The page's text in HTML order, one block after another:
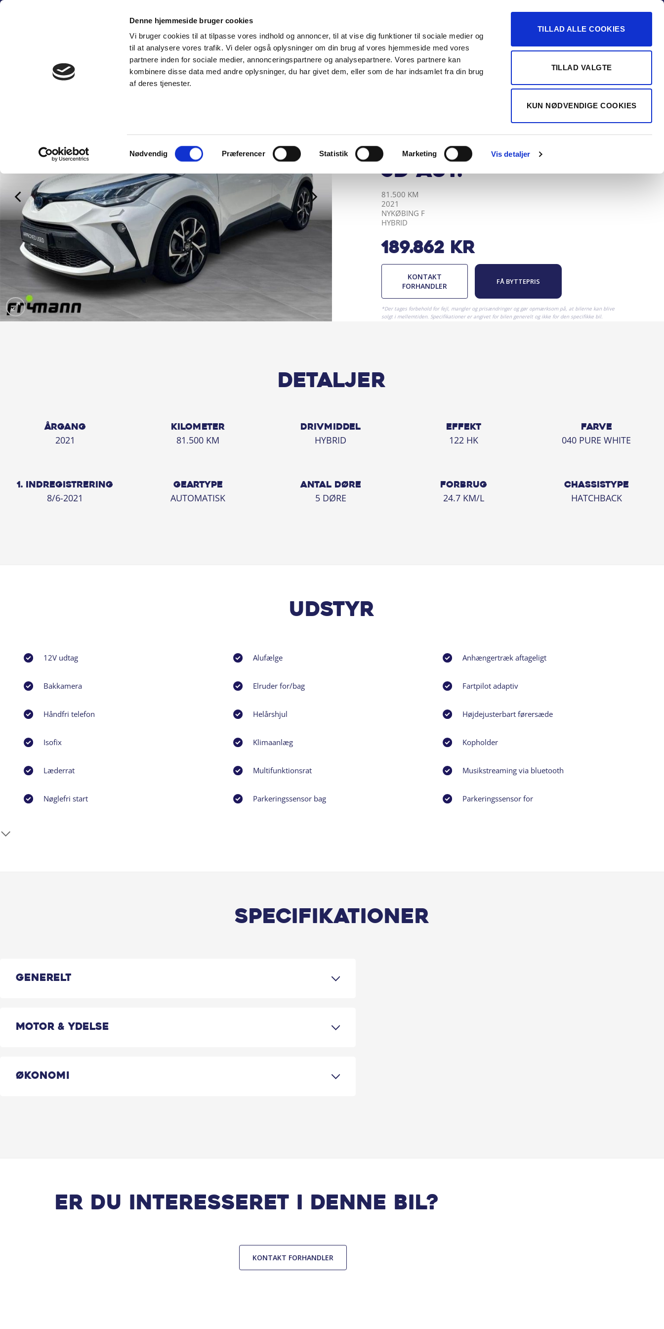
Denne hjemmeside bruger cookies
Vi bruger cookies til at tilpasse vores indhold og annoncer, til at vise dig funktioner til sociale medier og
til at analysere vores trafik. Vi deler også oplysninger om din brug af vores hjemmeside med vores
partnere inden for sociale medier, annonceringspartnere og analysepartnere. Vores partnere kan
kombinere disse data med andre oplysninger, du har givet dem, eller som de har indsamlet fra din brug
af deres tjenester.
Samtykkevalg
Nødvendig Præferencer Statistik Marketing Vis detaljer
TILLAD ALLE COOKIES
TILLAD VALGTE
KUN NØDVENDIGE COOKIES
Fortsæt
SÆLG PERSONBIL SÆLG VAREBIL KØB BIL KONTAKT OS ARTIKLER FIND FORHANDLER Vurdér min bil
FRIMANN BILER A/S - TOYOTA NYKØBING F
Toyota C-HR 1,8
Hybrid C-LUB
Multidrive S 122HK
5d Aut.
KILOMETER
81.500 KM
ÅRGANG
2021
BY
NYKØBING F
DRIVMIDDEL
HYBRID
189.862 kr
KONTAKT
FORHANDLER
FÅ BYTTEPRIS
*Der tages forbehold for fejl, mangler og prisændringer og gør opmærksom på, at bilerne kan blive
solgt i mellemtiden. Specifikationer er angivet for bilen generelt og ikke for den specifikke bil.
Detaljer
ÅRGANG
2021
KILOMETER
81.500 KM
DRIVMIDDEL
HYBRID
EFFEKT
122 HK
FARVE
040 PURE WHITE
1. INDREGISTRERING
8/6-2021
GEARTYPE
AUTOMATISK
ANTAL DØRE
5 DØRE
FORBRUG
24.7 KM/L
CHASSISTYPE
HATCHBACK
Udstyr
12V udtag Alufælge Anhængertræk aftageligt
Bakkamera Elruder for/bag Fartpilot adaptiv
Håndfri telefon Helårshjul Højdejusterbart førersæde
Isofix Klimaanlæg Kopholder
Læderrat Multifunktionsrat Musikstreaming via bluetooth
Nøglefri start Parkeringssensor bag Parkeringssensor for
Specifikationer
Generelt
Motor & Ydelse
Økonomi
Er du interesseret i denne bil?
KONTAKT FORHANDLER